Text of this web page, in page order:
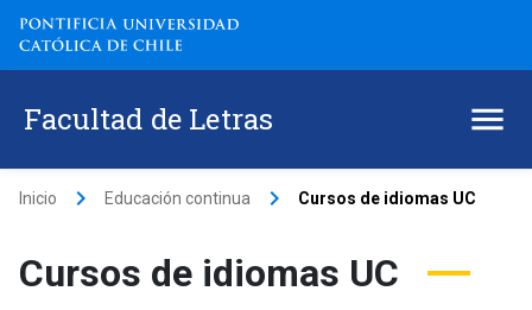
Facultad de Letras
Inicio keyboard_arrow_right Educación continua keyboard_arrow_right Cursos de idiomas UC
Cursos de idiomas UC